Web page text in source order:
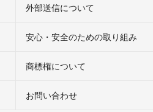
外部送信について
安心・安全のための取り組み
商標権について
お問い合わせ